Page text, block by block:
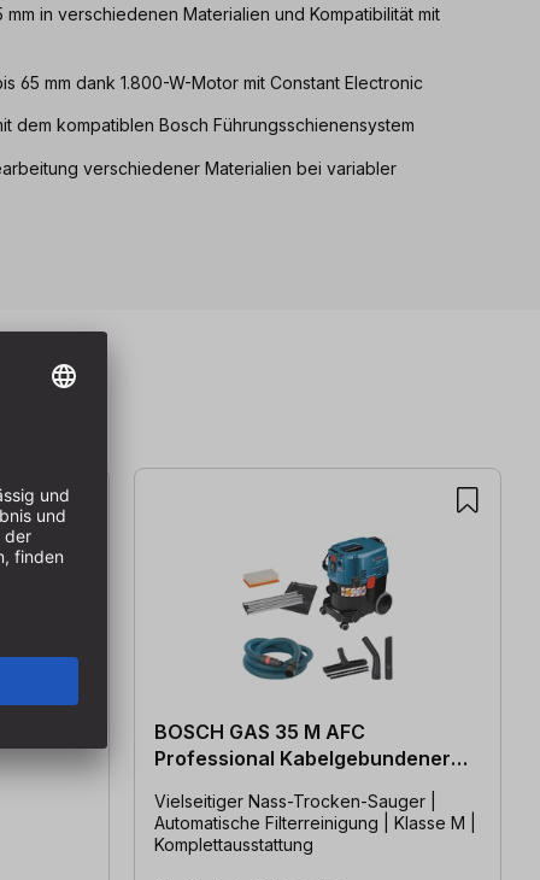
in verschiedenen Materialien und Kompatibilität mit
65 mm dank 1.800-W-Motor mit Constant Electronic
dem kompatiblen Bosch Führungsschienensystem
verschiedener Materialien bei variabler
BOSCH GAS 35 M AFC
Professional Kabelgebundener
Vielseitiger Nass-Trocken-Sauger |
Automatische Filterreinigung | Klasse M |
Komplettausstattung